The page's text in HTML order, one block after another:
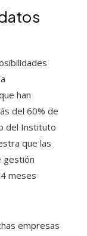
han
del 60% de
del Instituto
que las
gestión
meses
empresas